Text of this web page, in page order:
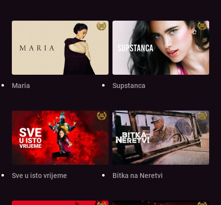
Maria Supstanca
Sve u isto vrijeme Bitka na Neretvi